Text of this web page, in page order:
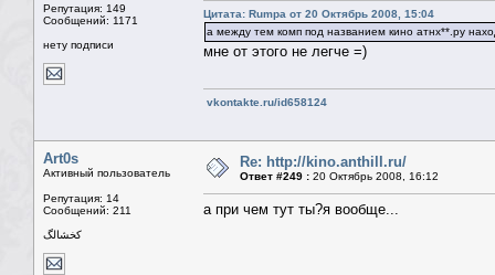
Репутация: 149
Сообщений: 1171
нету подписи
Цитата: Rumpa от 20 Октябрь 2008, 15:04
а между тем комп под названием кино атнх**.ру
мне от этого не легче =)
vkontakte.ru/id658124
Art0s
Активный пользователь
Репутация: 14
Сообщений: 211
كخشالگ
Re: http://kino.anthill.ru/
Ответ #249 : 20 Октябрь 2008, 16:12
а при чем тут ты?я вообще...